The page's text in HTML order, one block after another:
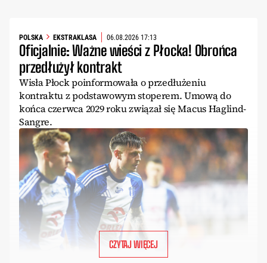
POLSKA EKSTRAKLASA 06.08.2026 17:13
Oficjalnie: Ważne wieści z Płocka! Obrońca
przedłużył kontrakt
Wisła Płock poinformowała o przedłużeniu
kontraktu z podstawowym stoperem. Umową do
końca czerwca 2029 roku związał się Macus Haglind-
Sangre.
CZYTAJ WIĘCEJ